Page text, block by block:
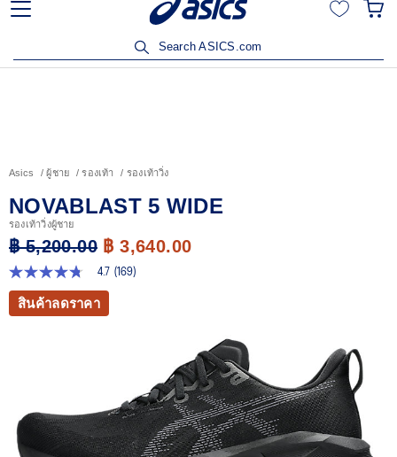
ลูกค้าวิริยะประกันภัยรับส่วนลด 15% เมื่อซื้อสินค้าครบ 3,500
Search ASICS.com
Asics ผู้ชาย รองเท้า รองเท้าวิ่ง
NOVABLAST 5 WIDE
รองเท้าวิ่งผู้ชาย
฿ 5,200.00 ฿ 3,640.00
4.7
จาก
ดาว
ลิงก์
หน้า
เดียวกัน
4.7 (169)
สินค้าลดราคา